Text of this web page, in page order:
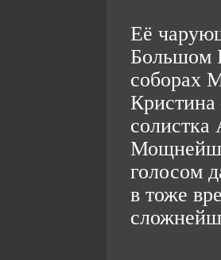
Её
Большом
соборах
солистка
голосом
в тоже